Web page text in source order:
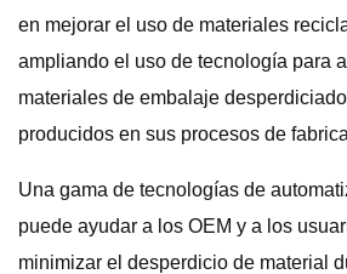
en mejorar el uso de materiales
ampliando el uso de tecnología para
materiales de embalaje
producidos en sus procesos de
Una gama de tecnologías de
puede ayudar a los OEM y a los
minimizar el desperdicio de material